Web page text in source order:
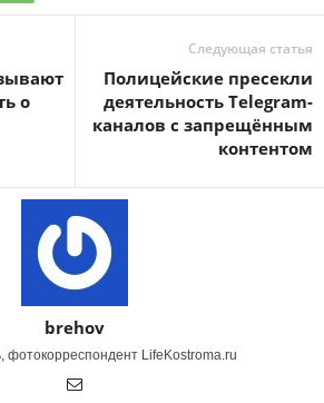
о
Следующая статья
Полицейские пресекли
деятельность Telegram-
каналов с запрещённым
контентом
brehov
фотокорреспондент LifeKostroma.ru